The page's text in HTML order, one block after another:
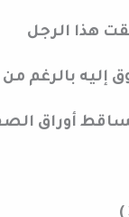
هذا الرجل
إليه بالرغم
أوراق